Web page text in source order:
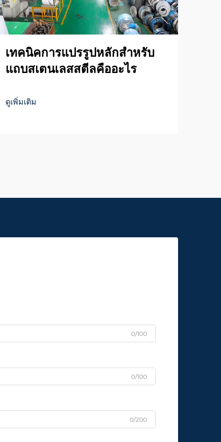
เทคนิคการแปรรูปหลักสำหรับ
แถบสเตนเลสสตีลคืออะไร
ดูเพิ่มเติม
0/100
0/100
0/200